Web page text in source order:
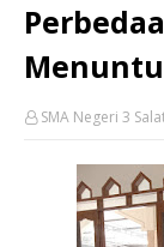
SMA Negeri 3